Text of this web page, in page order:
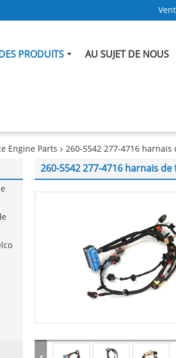
PRODUITS AU SUJET DE NOUS
Engine Parts 260-5542 277-4716
260-5542 277-4716 harnais